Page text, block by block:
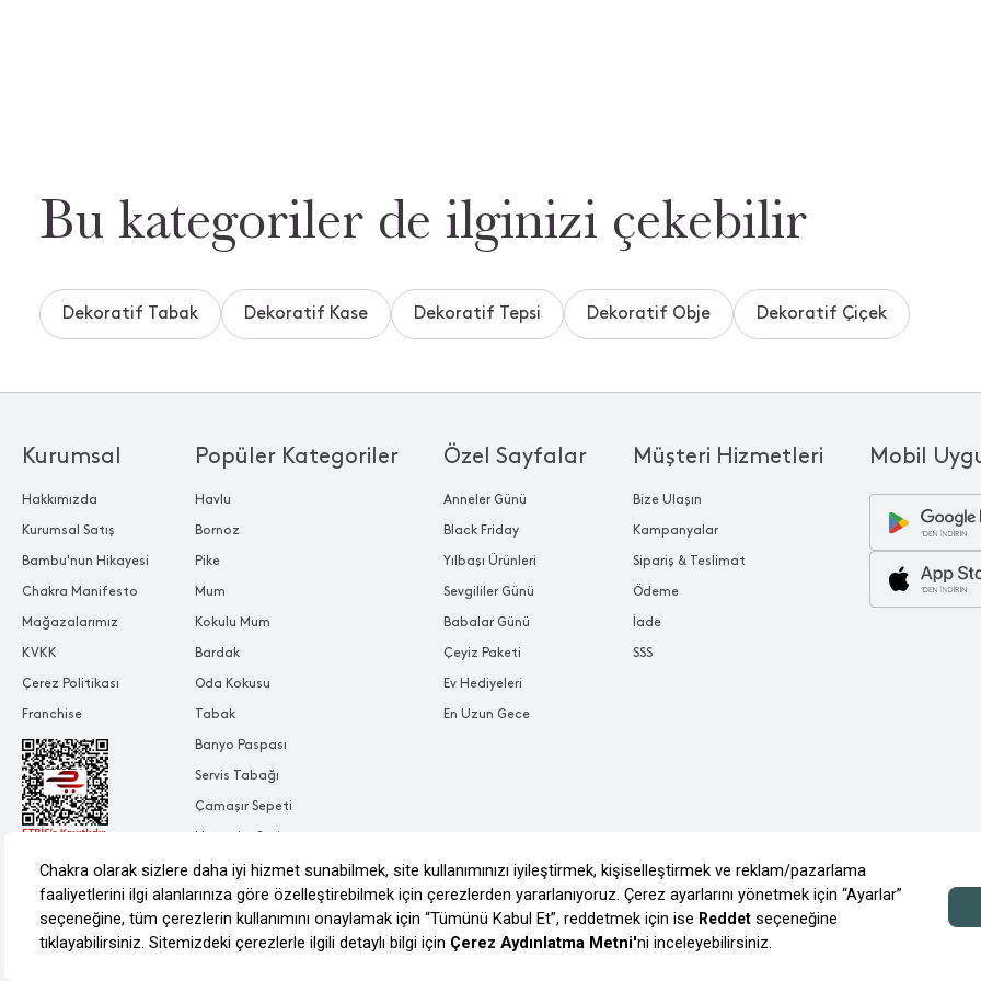
Bu kategoriler de ilginizi çekebilir
Dekoratif Tabak Dekoratif Kase Dekoratif Tepsi Dekoratif Obje Dekoratif Çiçek
Popüler Kategoriler
Havlu
Bornoz
Pike
Mum
Kokulu Mum
Bardak
Oda Kokusu
Tabak
Banyo Paspası
Servis Tabağı
Çamaşır Sepeti
Özel Sayfalar
Anneler Günü
Black Friday
Yılbaşı Ürünleri
Sevgililer Günü
Babalar Günü
Çeyiz Paketi
Ev Hediyeleri
En Uzun Gece
Kurumsal
Hakkımızda
Kurumsal Satış
Bambu'nun Hikayesi
Chakra Manifesto
Mağazalarımız
KVKK
Çerez Politikası
Franchise
Müşteri Hizmetleri
Bize Ulaşın
Kampanyalar
Sipariş & Teslimat
Ödeme
İade
SSS
Mobil
© 2026 CHAKRA MAĞAZACILIK TİC. VE A.Ş.